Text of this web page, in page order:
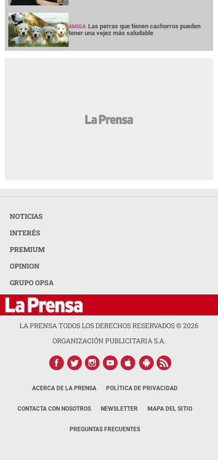
AMIGA Las perras que tienen cachorros pueden
tener una vejez más saludable
NOTICIAS
INTERÉS
PREMIUM
OPINION
GRUPO OPSA
LA PRENSA TODOS LOS DERECHOS RESERVADOS ©2026
ORGANIZACIÓN PUBLICITARIA S.A.
ACERCA DE LA PRENSA POLÍTICA DE PRIVACIDAD
CONTACTA CON NOSOTROS NEWSLETTER MAPA DEL SITIO
PREGUNTAS FRECUENTES